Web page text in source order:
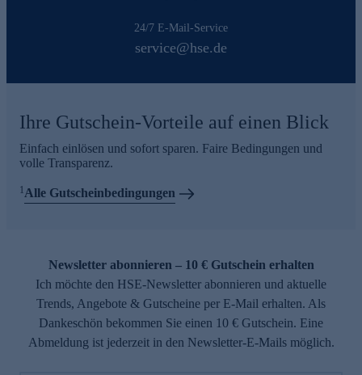
24/7 E-Mail-Service
service@hse.de
Ihre Gutschein-Vorteile auf einen Blick
Einfach einlösen und sofort sparen. Faire Bedingungen und
volle Transparenz.
1Alle Gutscheinbedingungen
Newsletter abonnieren – 10 € Gutschein erhalten
Ich möchte den HSE-Newsletter abonnieren und aktuelle
Trends, Angebote & Gutscheine per E-Mail erhalten. Als
Dankeschön bekommen Sie einen 10 € Gutschein. Eine
Abmeldung ist jederzeit in den Newsletter-E-Mails möglich.